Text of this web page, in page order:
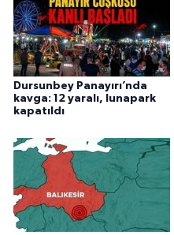
Dursunbey Panayırı’nda
kavga: 12 yaralı, lunapark
kapatıldı